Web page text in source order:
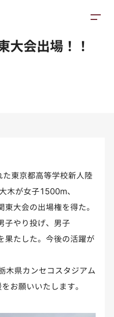
会出場！！
東京都高等学校新人陸
木が女子1500m、
大会の出場権を得た。
子やり投げ、男子
たした。今後の活躍が
木県カンセコスタジアム
お願いいたします。